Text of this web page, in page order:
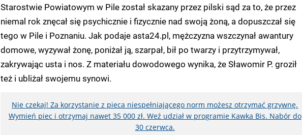
Starostwie Powiatowym w Pile został skazany przez pilski sąd za to, że przez
niemal rok znęcał się psychicznie i fizycznie nad swoją żoną, a dopuszczał się
tego w Pile i Poznaniu. Jak podaje asta24.pl, mężczyzna wszczynał awantury
domowe, wyzywał żonę, poniżał ją, szarpał, bił po twarzy i przytrzymywał,
zakrywając usta i nos. Z materiału dowodowego wynika, że Sławomir P. groził
też i ubliżał swojemu synowi.
Nie czekaj! Za korzystanie z pieca niespełniającego norm możesz otrzymać grzywnę.
Wymień piec i otrzymaj nawet 35 000 zł. Weź udział w programie Kawka Bis. Nabór do
30 czerwca.